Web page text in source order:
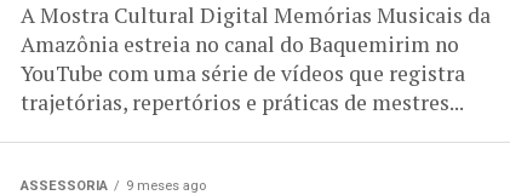
A Mostra Cultural Digital Memórias Musicais da
Amazônia estreia no canal do Baquemirim no
YouTube com uma série de vídeos que registra
trajetórias, repertórios e práticas de mestres...
ASSESSORIA 9 meses ago